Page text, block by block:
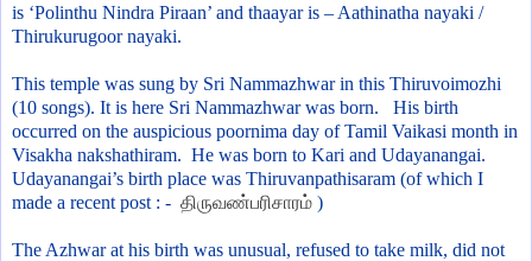
is ‘Polinthu Nindra Piraan’ and thaayar is – Aathinatha nayaki /
Thirukurugoor nayaki.
This temple was sung by Sri Nammazhwar in this Thiruvoimozhi
(10 songs). It is here Sri Nammazhwar was born. His birth
occurred on the auspicious poornima day of Tamil Vaikasi month in
Visakha nakshathiram. He was born to Kari and Udayanangai.
Udayanangai’s birth place was Thiruvanpathisaram (of which I
made a recent post : - திருவண்பரிசாரம் )
The Azhwar at his birth was unusual, refused to take milk, did not